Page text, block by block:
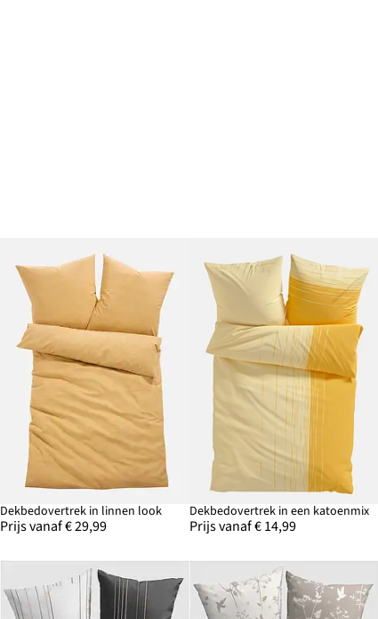
Dekbedovertrek in linnen look
Prijs vanaf € 29,99
Dekbedovertrek in een katoenmix
Prijs vanaf € 14,99